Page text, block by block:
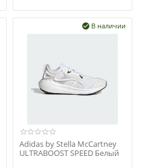
В наличии

Adidas by Stella McCartney
ULTRABOOST SPEED Белый